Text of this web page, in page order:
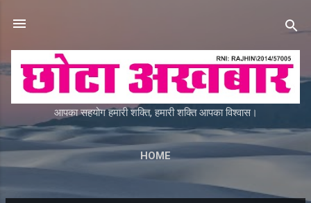
आपका सहयोग हमारी शक्ति, हमारी शक्ति आपका विश्वास।
HOME